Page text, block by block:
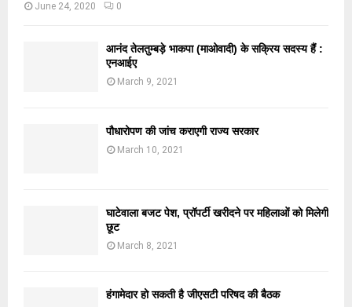
June 24, 2020 0
आनंद तेलतुम्बड़े भाकपा (माओवादी) के सक्रिय सदस्य हैं :
एनआईए
March 9, 2021
पौधारोपण की जांच कराएगी राज्य सरकार
March 10, 2021
घाटेवाला बजट पेश, प्रॉपर्टी खरीदने पर महिलाओं को मिलेगी
छूट
March 8, 2021
हंगामेदार हो सकती है जीएसटी परिषद की बैठक